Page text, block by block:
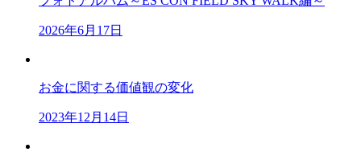
2026年6月17日
お金に関する価値観の変化
2023年12月14日